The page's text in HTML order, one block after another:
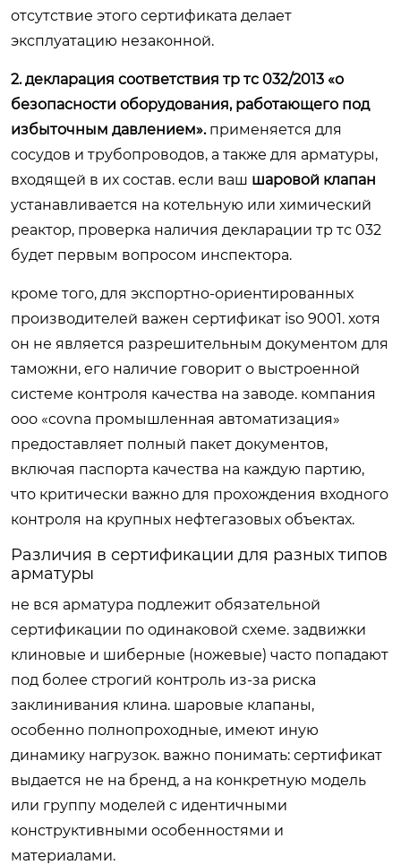
отсутствие этого сертификата делает
эксплуатацию незаконной.
2. декларация соответствия тр тс 032/2013 «о
безопасности оборудования, работающего под
избыточным давлением».применяется для
сосудов и трубопроводов, а также для арматуры,
входящей в их состав. если ваш шаровой клапан
устанавливается на котельную или химический
реактор, проверка наличия декларации тр тс 032
будет первым вопросом инспектора.
кроме того, для экспортно-ориентированных
производителей важен сертификат iso 9001. хотя
он не является разрешительным документом для
таможни, его наличие говорит о выстроенной
системе контроля качества на заводе. компания
ооо «covna промышленная автоматизация»
предоставляет полный пакет документов,
включая паспорта качества на каждую партию,
что критически важно для прохождения входного
контроля на крупных нефтегазовых объектах.
Различия в сертификации для разных типов
арматуры
не вся арматура подлежит обязательной
сертификации по одинаковой схеме. задвижки
клиновые и шиберные (ножевые) часто попадают
под более строгий контроль из-за риска
заклинивания клина. шаровые клапаны,
особенно полнопроходные, имеют иную
динамику нагрузок. важно понимать: сертификат
выдается не на бренд, а на конкретную модель
или группу моделей с идентичными
конструктивными особенностями и
материалами.